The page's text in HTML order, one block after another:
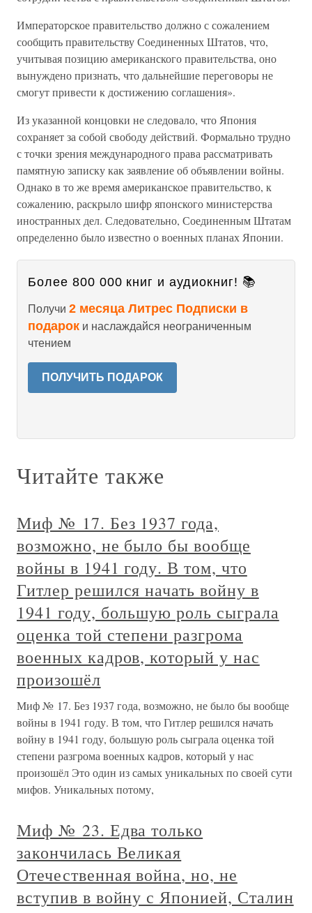
Императорское правительство должно с сожалением
сообщить правительству Соединенных Штатов, что,
учитывая позицию американского правительства, оно
вынуждено признать, что дальнейшие переговоры не
смогут привести к достижению соглашения».
Из указанной концовки не следовало, что Япония
сохраняет за собой свободу действий. Формально трудно
с точки зрения международного права рассматривать
памятную записку как заявление об объявлении войны.
Однако в то же время американское правительство, к
сожалению, раскрыло шифр японского министерства
иностранных дел. Следовательно, Соединенным Штатам
определенно было известно о военных планах Японии.
Более 800 000 книг и аудиокниг! 📚
Получи 2 месяца Литрес Подписки в
подарок и наслаждайся неограниченным
чтением
ПОЛУЧИТЬ ПОДАРОК
Читайте также
Миф № 17. Без 1937 года,
возможно, не было бы вообще
войны в 1941 году. В том, что
Гитлер решился начать войну в
1941 году, большую роль сыграла
оценка той степени разгрома
военных кадров, который у нас
произошёл
Миф № 17. Без 1937 года, возможно, не было бы вообще
войны в 1941 году. В том, что Гитлер решился начать
войну в 1941 году, большую роль сыграла оценка той
степени разгрома военных кадров, который у нас
произошёл Это один из самых уникальных по своей сути
мифов. Уникальных потому,
Миф № 23. Едва только
закончилась Великая
Отечественная война, но, не
вступив в войну с Японией, Сталин